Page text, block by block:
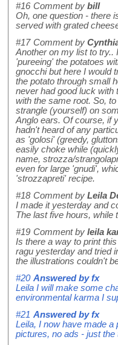
#16 Comment by bill
Oh, one question - there
served with grated
#17 Comment by
Another on my list to try..
'pureeing' the potatoes
gnocchi but here I would
the potato through small
never had good luck with
with the same root. So,
strangle (yourself) on
Anglo ears. Of course, if
hadn't heard of any
as 'golosi' (greedy,
easily choke while
name, strozza/
even for large 'gnudi',
'strozzapreti' recipe.
#18 Comment by Leila
I made it yesterday and
The last five hours, while
#19 Comment by leila
Is there a way to print
ragu yesterday and tried
the illustrations couldn't
#20 Answered byfx
Leila I will make some
environmental karma I
#21 Answered byfx
Leila, I now have made
pictures, no ads - just the